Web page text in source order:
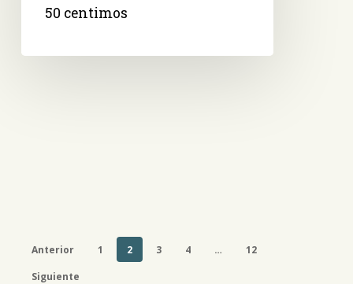
50 centimos
Anterior 1 2 3 4 …
12
Siguiente